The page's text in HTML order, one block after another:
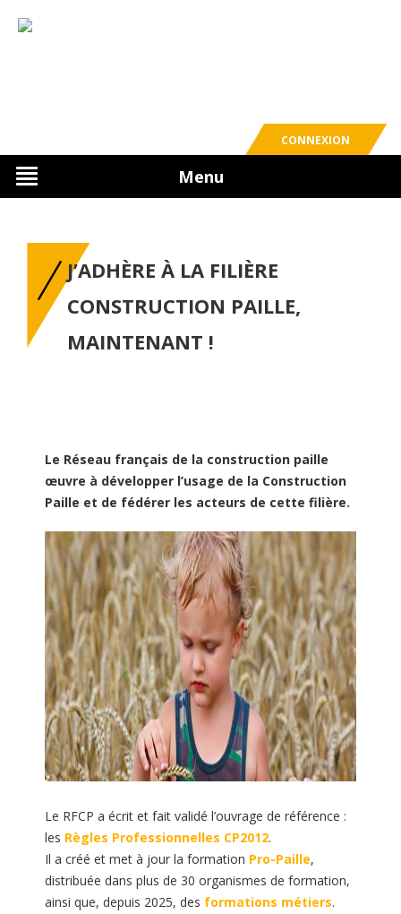
Menu
CONNEXION
J’ADHÈRE À LA FILIÈRE
CONSTRUCTION PAILLE,
MAINTENANT !
Le Réseau français de la construction paille
œuvre à développer l’usage de la Construction
Paille et de fédérer les acteurs de cette filière.
Le RFCP a écrit et fait validé l’ouvrage de référence :
les Règles Professionnelles CP2012.
Il a créé et met à jour la formation Pro-Paille,
distribuée dans plus de 30 organismes de formation,
ainsi que, depuis 2025, des formations métiers.